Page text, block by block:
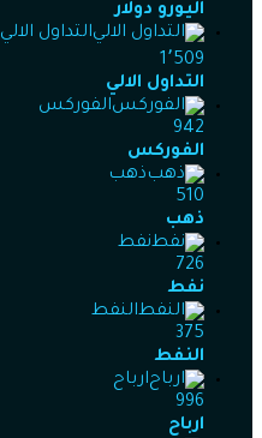
اليورو دولار
التداول الالي
1٬509
التداول الالي
الفوركس
942
الفوركس
ذهب
510
ذهب
نفط
726
نفط
النفط
375
النفط
ارباح
996
ارباح